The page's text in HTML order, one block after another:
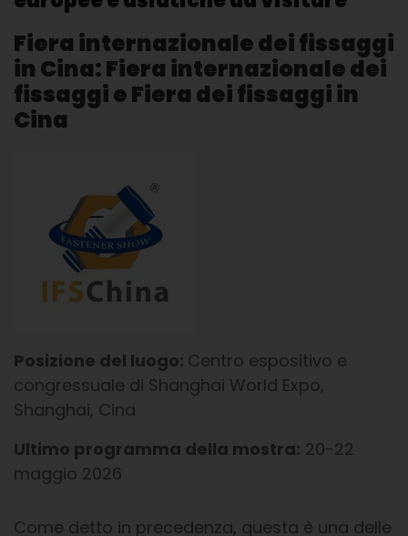
Fiera internazionale dei fissaggi
in Cina: Fiera internazionale dei
fissaggi e Fiera dei fissaggi in
Cina
Posizione del luogo: Centro espositivo e
congressuale di Shanghai World Expo,
Shanghai, Cina
Ultimo programma della mostra: 20-22
maggio 2026
Come detto in precedenza, questa è una delle